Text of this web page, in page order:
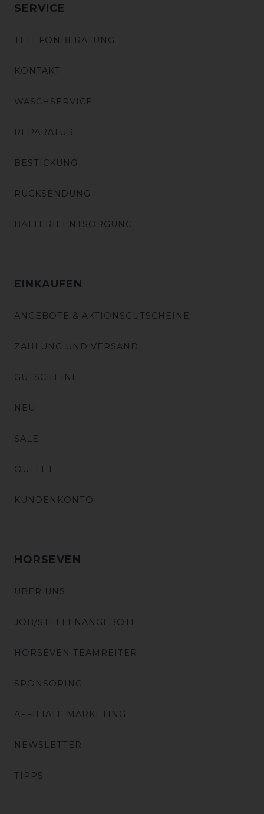
SERVICE
TELEFONBERATUNG
KONTAKT
WASCHSERVICE
REPARATUR
BESTICKUNG
RÜCKSENDUNG
BATTERIEENTSORGUNG
EINKAUFEN
ANGEBOTE & AKTIONSGUTSCHEINE
ZAHLUNG UND VERSAND
GUTSCHEINE
NEU
SALE
OUTLET
KUNDENKONTO
HORSEVEN
ÜBER UNS
JOB/STELLENANGEBOTE
HORSEVEN TEAMREITER
SPONSORING
AFFILIATE MARKETING
NEWSLETTER
TIPPS